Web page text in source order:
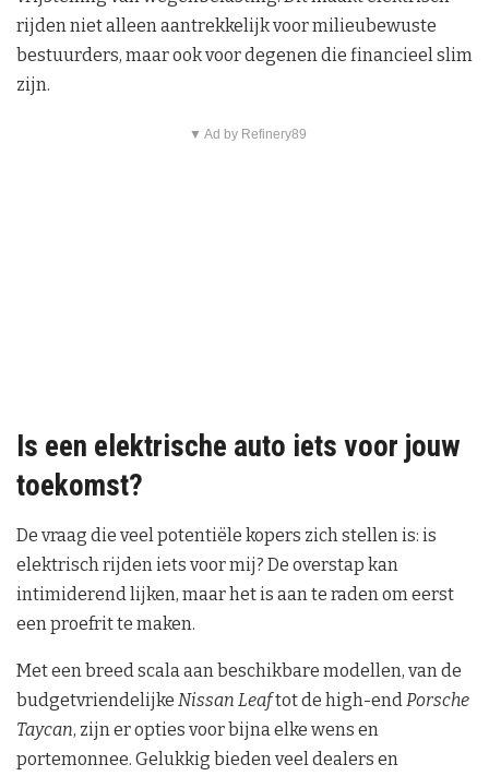
rijden niet alleen aantrekkelijk voor milieubewuste
bestuurders, maar ook voor degenen die financieel slim
zijn.
▼ Ad by Refinery89
Is een elektrische auto iets voor jouw
toekomst?
De vraag die veel potentiële kopers zich stellen is: is
elektrisch rijden iets voor mij? De overstap kan
intimiderend lijken, maar het is aan te raden om eerst
een proefrit te maken.
Met een breed scala aan beschikbare modellen, van de
budgetvriendelijke Nissan Leaftot de high-endPorsche
Taycan, zijn er opties voor bijna elke wens en
portemonnee. Gelukkig bieden veel dealers en